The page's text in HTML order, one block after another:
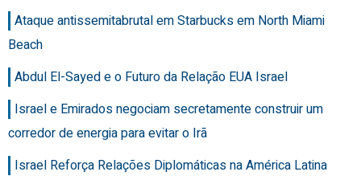
Ataque antissemitabrutal em Starbucks em North Miami
Beach
Abdul El-Sayed e o Futuro da Relação EUA Israel
Israel e Emirados negociam secretamente construir um
corredor de energia para evitar o Irã
Israel Reforça Relações Diplomáticas na América Latina